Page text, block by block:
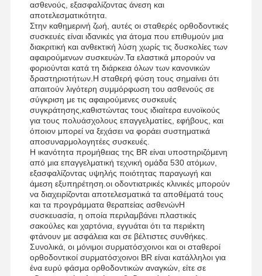
ασθενούς, εξασφαλίζοντας άνεση και
αποτελεσματικότητα.
Στην καθημερινή ζωή, αυτές οι σταθερές ορθοδοντικές
συσκευές είναι ιδανικές για άτομα που επιθυμούν μια
διακριτική και ανθεκτική λύση χωρίς τις δυσκολίες των
αφαιρούμενων συσκευών.Τα ελαστικά μπορούν να
φοριούνται κατά τη διάρκεια όλων των κανονικών
δραστηριοτήτων.Η σταθερή φύση τους σημαίνει ότι
απαιτούν λιγότερη συμμόρφωση του ασθενούς σε
σύγκριση με τις αφαιρούμενες συσκευές
συγκράτησης,καθιστώντας τους ιδιαίτερα ευνοϊκούς
για τους πολυάσχολους επαγγελματίες, εφήβους, και
όποιον μπορεί να ξεχάσει να φοράει συστηματικά
αποσυναρμολογητέες συσκευές.
Η ικανότητα προμήθειας της BR είναι υποστηριζόμενη
από μια επαγγελματική τεχνική ομάδα 530 ατόμων,
εξασφαλίζοντας υψηλής ποιότητας παραγωγή και
άμεση εξυπηρέτηση.οι οδοντιατρικές κλινικές μπορούν
να διαχειρίζονται αποτελεσματικά τα αποθέματά τους
και τα προγράμματα θεραπείας ασθενώνΗ
συσκευασία, η οποία περιλαμβάνει πλαστικές
σακούλες και χαρτόνια, εγγυάται ότι τα περιέκτη
φτάνουν με ασφάλεια και σε βέλτιστες συνθήκες.
Συνολικά, οι μόνιμοι συρματόσχοινοι και οι σταθεροί
ορθοδοντικοί συρματόσχοινοι BR είναι κατάλληλοι για
ένα ευρύ φάσμα ορθοδοντικών αναγκών, είτε σε